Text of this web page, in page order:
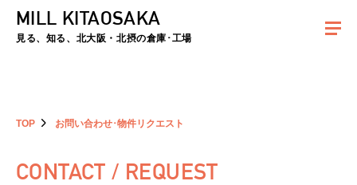
夏季休暇のお知らせ：2026年8月8日(土)～8月16日(日)まで休業とさせていた
MILL KITAOSAKA
見る、知る、北大阪・北摂の倉庫･工場
TOP お問い合わせ･物件リクエスト
CONTACT / REQUEST